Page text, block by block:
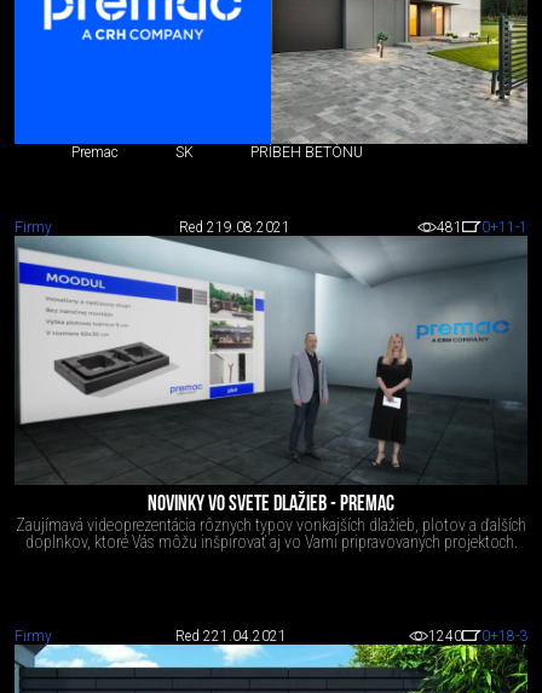
Premac SK PRÍBEH BETÓNU
Firmy Red 219.08.2021 481 0+11 -1
NOVINKY VO SVETE DLAŽIEB - PREMAC
Zaujímavá videoprezentácia rôznych typov vonkajších dlažieb, plotov a ďalších
doplnkov, ktoré Vás môžu inšpirovať aj vo Vami pripravovaných projektoch.
Firmy Red 221.04.2021 1240 0+18-3